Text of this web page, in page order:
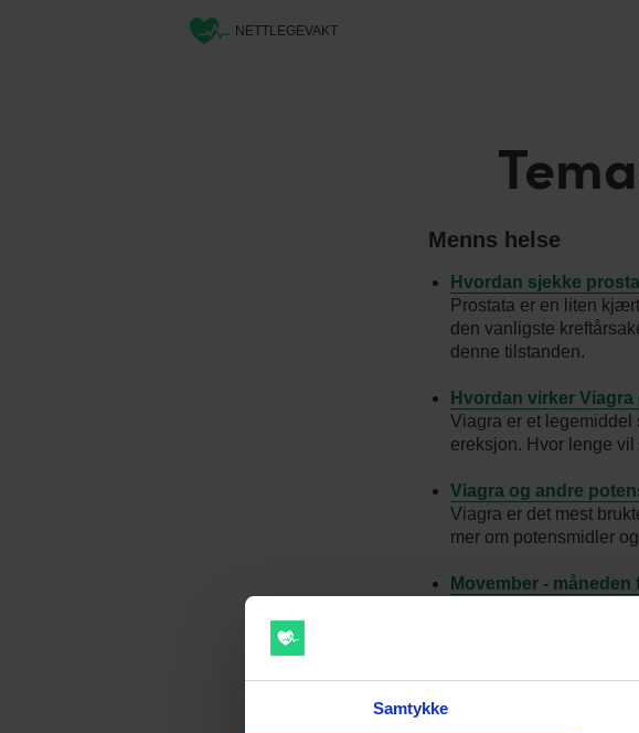
Samtykke
NETTLEGEVAKT
Menns helse
Hvordan sjekke
Prostata er en liten
den vanligste
denne tilstanden.
Hvordan virker
Viagra er et legemiddel
ereksjon. Hvor lenge
Viagra og andre
Viagra er det mest
mer om potensmidler
Movember -
Mannlig hårtap er